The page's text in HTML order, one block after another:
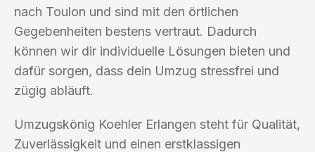
nach Toulon und sind mit den örtlichen
Gegebenheiten bestens vertraut. Dadurch
können wir dir individuelle Lösungen bieten und
dafür sorgen, dass dein Umzug stressfrei und
zügig abläuft.
Umzugskönig Koehler Erlangen steht für Qualität,
Zuverlässigkeit und einen erstklassigen